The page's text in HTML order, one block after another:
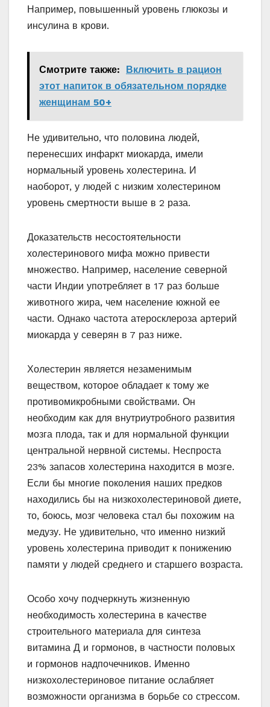
Например, повышенный уровень глюкозы и
инсулина в крови.
Смотрите также:
Включить в рацион
этот напиток в обязательном порядке
женщинам 50+
Не удивительно, что половина людей,
перенесших инфаркт миокарда, имели
нормальный уровень холестерина. И
наоборот, у людей с низким холестерином
уровень смертности выше в 2 раза.
Доказательств несостоятельности
холестеринового мифа можно привести
множество. Например, население северной
части Индии употребляет в 17 раз больше
животного жира, чем население южной ее
части. Однако частота атеросклероза артерий
миокарда у северян в 7 раз ниже.
Холестерин является незаменимым
веществом, которое обладает к тому же
противомикробными свойствами. Он
необходим как для внутриутробного развития
мозга плода, так и для нормальной функции
центральной нервной системы. Неспроста
23% запасов холестерина находится в мозге.
Если бы многие поколения наших предков
находились бы на низкохолестериновой диете,
то, боюсь, мозг человека стал бы похожим на
медузу. Не удивительно, что именно низкий
уровень холестерина приводит к понижению
памяти у людей среднего и старшего возраста.
Особо хочу подчеркнуть жизненную
необходимость холестерина в качестве
строительного материала для синтеза
витамина Д и гормонов, в частности половых
и гормонов надпочечников. Именно
низкохолестериновое питание ослабляет
возможности организма в борьбе со стрессом.